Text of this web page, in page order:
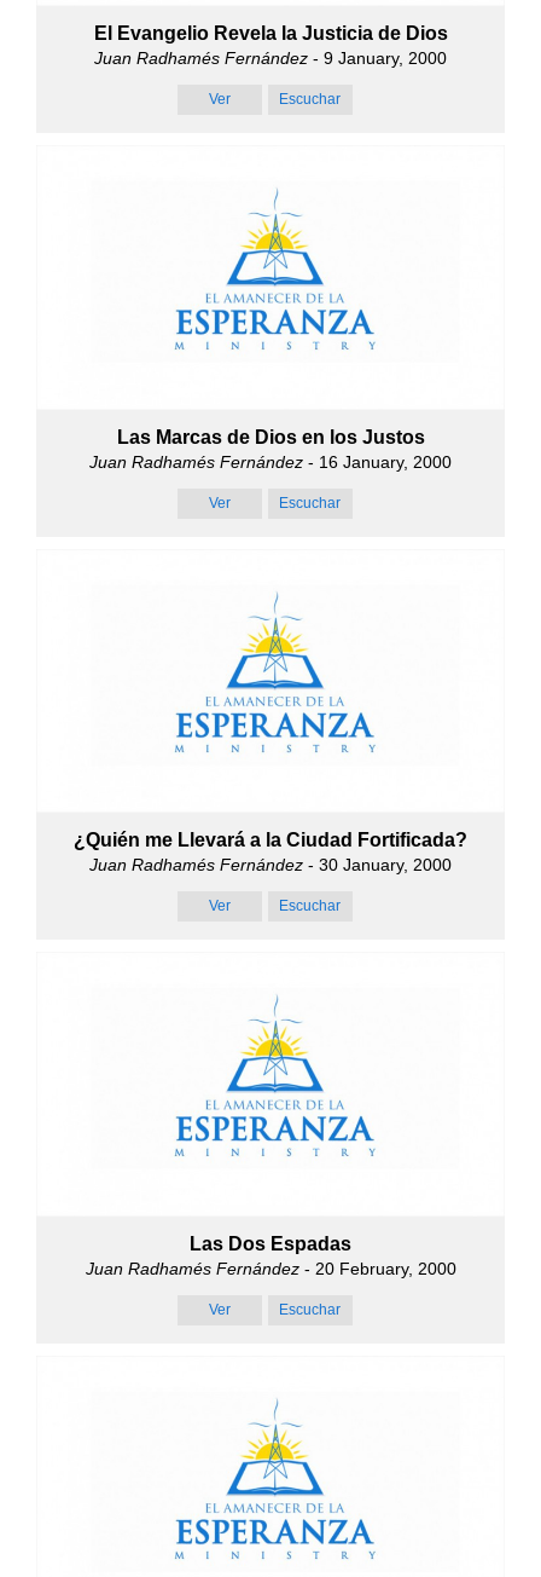
El Evangelio Revela la Justicia de Dios
Juan Radhamés Fernández - 9 January, 2000
Ver Escuchar
Las Marcas de Dios en los Justos
Juan Radhamés Fernández - 16 January, 2000
Ver Escuchar
¿Quién me Llevará a la Ciudad Fortificada?
Juan Radhamés Fernández - 30 January, 2000
Ver Escuchar
Las Dos Espadas
Juan Radhamés Fernández- 20 February, 2000
Ver Escuchar